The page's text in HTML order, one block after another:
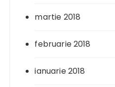
martie 2018
februarie 2018
ianuarie 2018